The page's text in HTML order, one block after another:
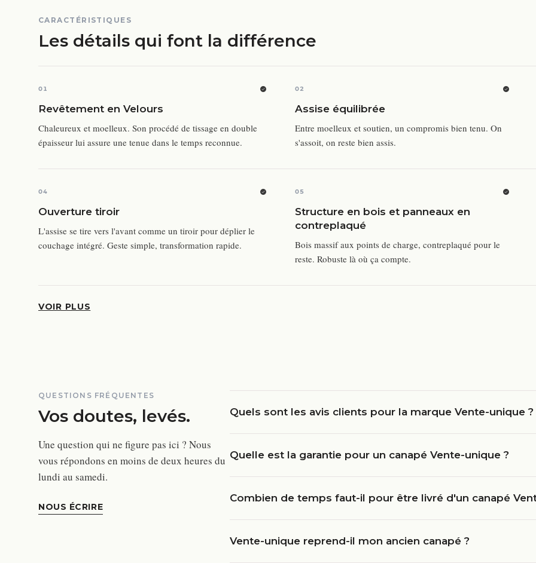
CARACTÉRISTIQUES
Les détails qui font la différence
01
Revêtement en Velours
Chaleureux et moelleux. Son procédé de tissage en double
épaisseur lui assure une tenue dans le temps reconnue.
02
Assise équilibrée
Entre moelleux et soutien, un compromis bien tenu. On
s'assoit, on reste bien assis.
04
Ouverture tiroir
L'assise se tire vers l'avant comme un tiroir pour déplier le
couchage intégré. Geste simple, transformation rapide.
05
Structure en bois et panneaux en
contreplaqué
Bois massif aux points de charge, contreplaqué pour le
reste. Robuste là où ça compte.
VOIR PLUS
QUESTIONS FRÉQUENTES
Vos doutes, levés.
Une question qui ne figure pas ici ? Nous
vous répondons en moins de deux heures du
lundi au samedi.
NOUS ÉCRIRE
Quels sont les avis clients pour la marque Vente-unique ?
Quelle est la garantie pour un canapé Vente-unique ?
Combien de temps faut-il pour être livré d'un canapé
Vente-unique reprend-il mon ancien canapé ?